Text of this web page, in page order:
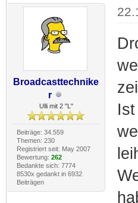
Broadcasttechnike
r
Ulli mit 2 "L"
Beiträge: 34.559
Themen: 230
Registriert seit: May 2007
Bewertung: 262
Bedankte sich: 7774
8530x gedankt in 6932
Beiträgen